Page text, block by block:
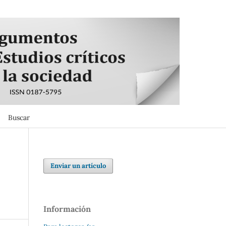
Buscar
Enviar un artículo
Información